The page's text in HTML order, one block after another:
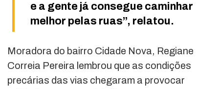
e a gente já consegue caminhar
melhor pelas ruas”, relatou.
Moradora do bairro Cidade Nova, Regiane
Correia Pereira lembrou que as condições
precárias das vias chegaram a provocar